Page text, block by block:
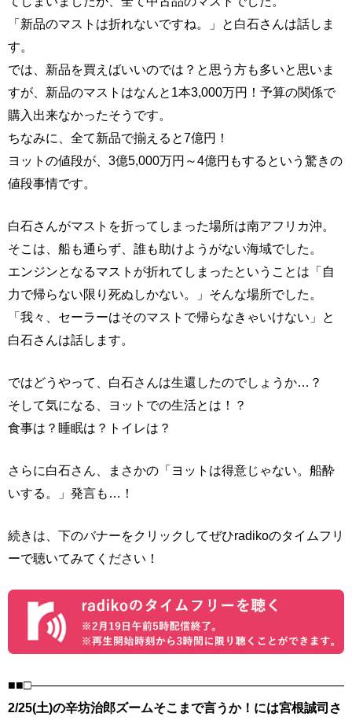
「新品のマストは折れないですね。」と白石さんは話しま
す。
では、新品を買えばいいのでは？と思う方も多いと思いま
すが、新品のマストはなんと1本3,000万円！予算の関係で
購入出来なかったそうです。
ちなみに、全て新品で揃えると7億円！
ヨットの値段が、3億5,000万円～4億円もするという驚きの
値段事情です。
白石さんがマストを折ってしまった場所は南アフリカ沖。
そこは、船も通らず、誰も助けようがない海域でした。
エンジンとなるマストが折れてしまったということは「自
力で帰らない限り死ぬしかない。」そんな場所でした。
「我々、セーラーはそのマストで帰らなきゃいけない」と
白石さんは話します。
ではどうやって、白石さんは生還したのでしょうか…？
そして気になる、ヨットでの生活とは！？
食事は？睡眠は？トイレは？
さらに白石さん、まさかの「ヨットは得意じゃない。船酔
いする。」発言も…！
続きは、下のバナーをクリックしてぜひradikoのタイムフリ
ーで聴いてみてください！
2/25(土)の辛坊治郎ズームそこまで言うか！には宮根誠司さ